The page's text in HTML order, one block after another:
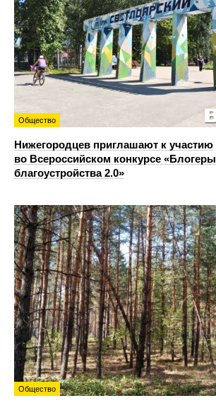
Общество
Нижегородцев приглашают к участию
во Всероссийском конкурсе «Блогеры
благоустройства 2.0»
Общество